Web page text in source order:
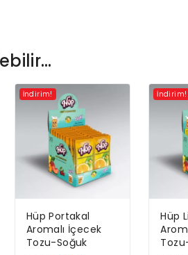
İndirim!
Hüp Portakal
Aromalı İçecek
Tozu-Soğuk
İndirim!
Hüp